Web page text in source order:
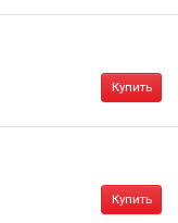
Купить
Купить